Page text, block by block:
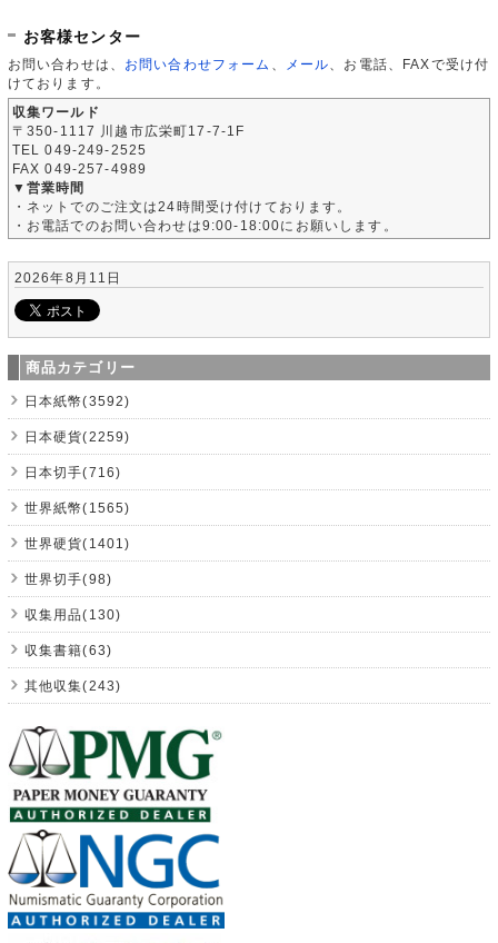
お客様センター
お問い合わせは、 お問い合わせフォーム メール 、お電話、FAXで受け付
けております。
収集ワールド
〒350-1117 川越市広栄町17-7-1F
TEL 049-249-2525
FAX 049-257-4989
▼営業時間
・ネットでのご注文は24時間受け付けております。
・お電話でのお問い合わせは9:00-18:00にお願いします。
2026年8月11日
商品カテゴリー
日本紙幣(3592)
日本硬貨(2259)
日本切手(716)
世界紙幣(1565)
世界硬貨(1401)
世界切手(98)
収集用品(130)
収集書籍(63)
其他収集(243)